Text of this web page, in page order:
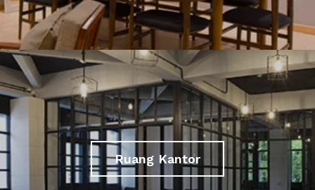
Ruang Kantor